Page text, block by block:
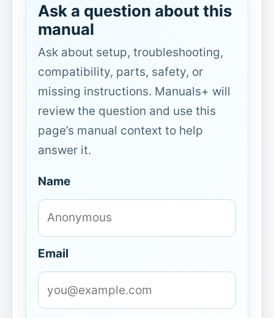
Ask a question about this
manual
Ask about setup, troubleshooting,
compatibility, parts, safety, or
missing instructions. Manuals+ will
review the question and use this
page’s manual context to help
answer it.
Name
Email